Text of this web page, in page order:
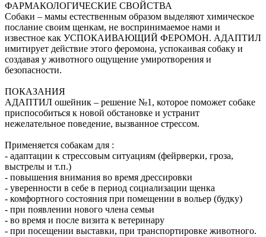
ФАРМАКОЛОГИЧЕСКИЕ СВОЙСТВА
Собаки – мамы естественным образом выделяют химическое
послание своим щенкам, не воспринимаемое нами и
известное как УСПОКАИВАЮЩИЙ ФЕРОМОН. АДАПТИЛ
имитирует действие этого феромона, успокаивая собаку и
создавая у животного ощущение умиротворения и
безопасности.
ПОКАЗАНИЯ
АДАПТИЛ ошейник – решение №1, которое поможет собаке
приспособиться к новой обстановке и устранит
нежелательное поведение, вызванное стрессом.
Применяется собакам для :
- адаптации к стрессовым ситуациям (фейрверки, гроза,
выстрелы и т.п.)
- повышения внимания во время дрессировки
- уверенности в себе в период социализации щенка
- комфортного состояния при помещении в вольер (будку)
- при появлении нового члена семьи
- во время и после визита к ветеринару
- при посещении выставки, при транспортировке животного.